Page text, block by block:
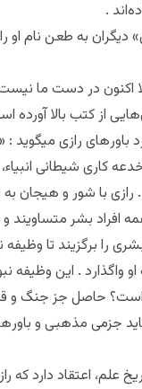
.
ﺩﯾﮕﺮﺍﻥ ﺑﻪ ﻃﻌﻦ ﻧﺎﻡ ﺍﻭ
ﺍﮐﻨﻮﻥ ﺩﺭ ﺩﺳﺖ ما
ﺍﺯ ﮐﺘﺐ ﺑﺎﻻ آورده
ﺑﺎﻭﺭﻫﺎﯼ ﺭﺍﺯﯼ ﻣﻴﮕﻮﻳﺪ :
ﻛﺎﺭﯼ ﺷﻴﻄﺎﻧﯽ
ﺭﺍﺯﯼ ﺑﺎ ﺷﻮﺭ ﻭ ﻫﻴﺠﺎﻥ
ﺍﻓﺮﺍﺩ ﺑﺸﺮ ﻣﺘﺴﺎﻭﻳﻨﺪ
ﺭﺍ ﺑﺮﮔﺰﻳﻨﺪ ﺗﺎ
ﺍﻭ ﻭﺍﮔﺬﺍﺭﺩ . ﺍﻳﻦ
ﺣﺎﺻﻞ ﺟﺰ ﺟﻨﮓ ﻭ
ﺟﺰﻣﯽ ﻣﺬﻫﺒﯽ ﻭ
علم، اعتقاد دارد که